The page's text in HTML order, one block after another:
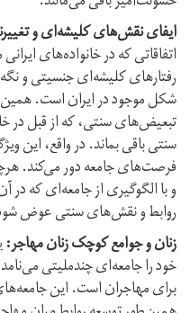
ایفای نقش‌های کلیشه‌ای و
اتفاقاتی که در خانواده‌های
رفتارهای کلیشه‌ای جنسیتی و
شکل موجود در ایران است.
تبعیض‌های سنتی، که از قبل در
سنتی باقی بماند. در واقع، این
فرصت‌های جامعه دور می‌کند.
و با الگو‌گیری از جامعه‌ای که در
روابط و نقش‌های سنتی عوض
زنان و جوامع کوچک زنان مهاجر:
خود را جامعه‌ای چند‌ملیتی
برای مهاجران است. این